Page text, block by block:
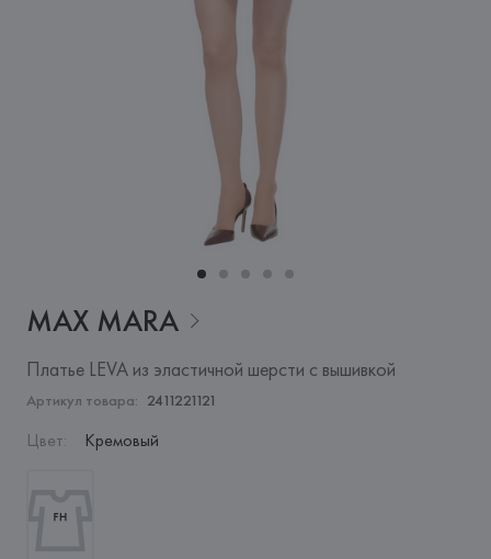
MAX MARA
Платье LEVA из эластичной шерсти с вышивкой
Артикул товара: 2411221121
Цвет: Кремовый